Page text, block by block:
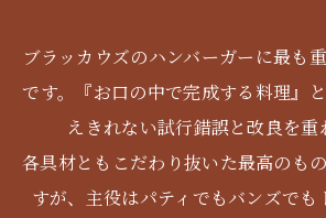
ブラッカウズのハンバーガーに最も
です。『お口の中で完成する料理』
えきれない試行錯誤と改良を重
各具材ともこだわり抜いた最高のも
すが、主役はパティでもバンズでも